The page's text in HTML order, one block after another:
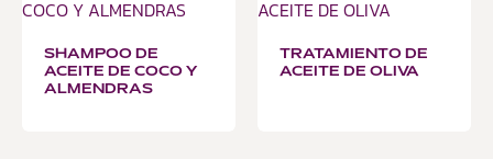
SHAMPOO DE
ACEITE DE COCO Y
ALMENDRAS
TRATAMIENTO DE
ACEITE DE OLIVA